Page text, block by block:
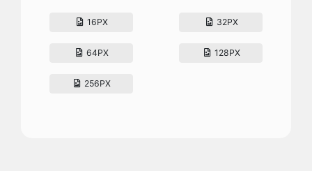
16PX 32PX
64PX 128PX
256PX